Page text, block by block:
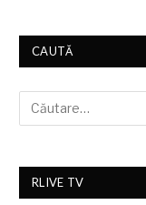
CAUTĂ
RLIVE TV